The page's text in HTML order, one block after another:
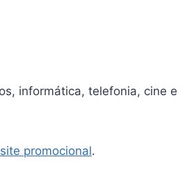
informática, telefonia, cine e
site promocional.